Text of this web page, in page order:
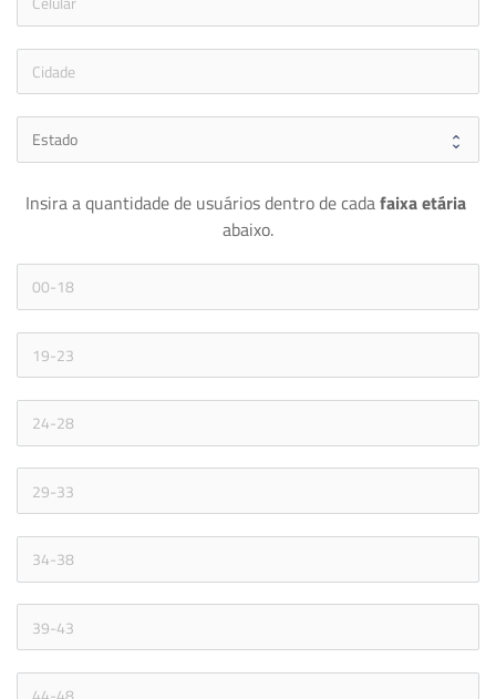
Insira a quantidade de usuários dentro de cada
abaixo.